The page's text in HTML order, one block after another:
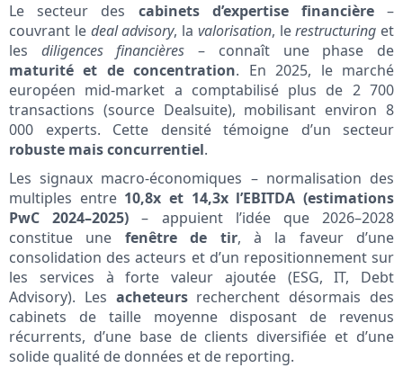
Le secteur des cabinets d’expertise financière–
couvrant le deal advisory, la valorisation, lerestructuring et
les diligences financières – connaît une phase de
maturité et de concentration. En 2025, le marché
européen mid-market a comptabilisé plus de 2 700
transactions (source Dealsuite), mobilisant environ 8
000 experts. Cette densité témoigne d’un secteur
robuste mais concurrentiel.
Les signaux macro-économiques – normalisation des
multiples entre 10,8x et 14,3x l’EBITDA (estimations
PwC 2024–2025) – appuient l’idée que 2026–2028
constitue une fenêtre de tir, à la faveur d’une
consolidation des acteurs et d’un repositionnement sur
les services à forte valeur ajoutée (ESG, IT, Debt
Advisory). Les acheteursrecherchent désormais des
cabinets de taille moyenne disposant de revenus
récurrents, d’une base de clients diversifiée et d’une
solide qualité de données et de reporting.